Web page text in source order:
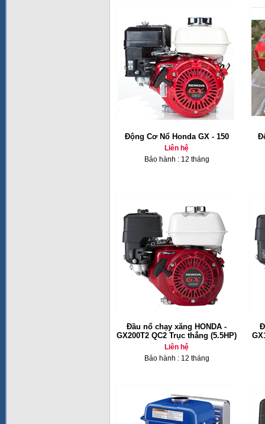
Động Cơ Nổ Honda GX - 150
Liên hệ
Bảo hành : 12 tháng
Đầu nổ chạy xăng HONDA -
GX200T2 QC2 Trục thẳng (5.5HP)
Liên hệ
Bảo hành : 12 tháng